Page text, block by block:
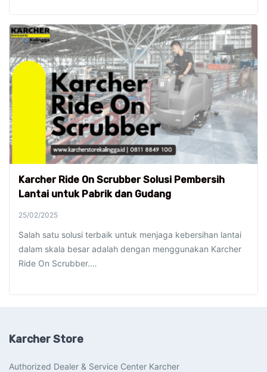
Karcher Ride On Scrubber Solusi Pembersih
Lantai untuk Pabrik dan Gudang
25/02/2025
Salah satu solusi terbaik untuk menjaga kebersihan lantai
dalam skala besar adalah dengan menggunakan Karcher
Ride On Scrubber.…
Karcher Store
Authorized Dealer & Service Center Karcher